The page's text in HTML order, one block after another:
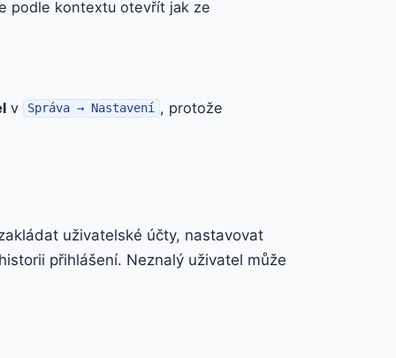
podle kontextu otevřít jak ze
v Správa → Nastavení , protože
uživatelské účty, nastavovat
přihlášení. Neznalý uživatel může